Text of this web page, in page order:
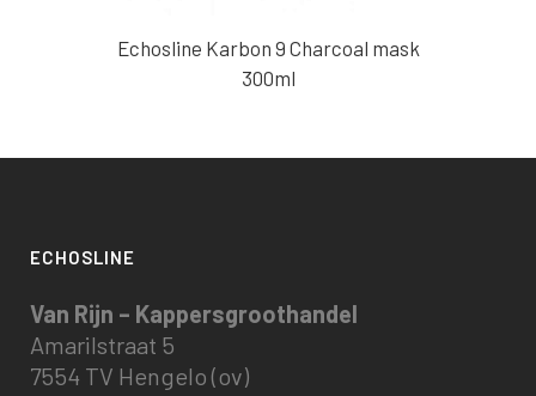
Echosline Karbon 9 Charcoal mask
300ml
ECHOSLINE
Van Rijn – Kappersgroothandel
Amarilstraat 5
7554 TV Hengelo (ov)